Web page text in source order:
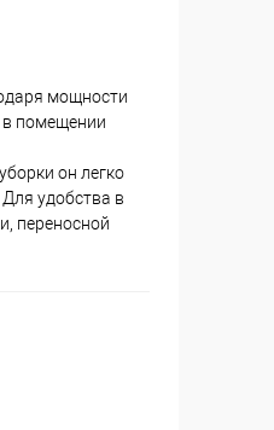
мощности
в помещении
он легко
удобства в
переносной